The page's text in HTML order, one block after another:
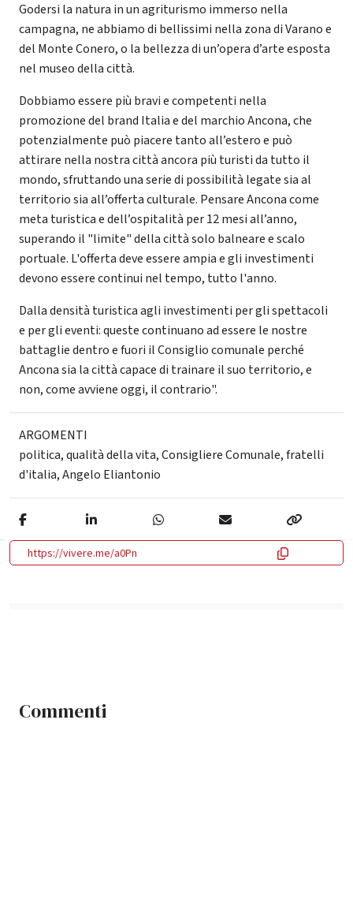
Godersi la natura in un agriturismo immerso nella
campagna, ne abbiamo di bellissimi nella zona di Varano e
del Monte Conero, o la bellezza di un’opera d’arte esposta
nel museo della città.
Dobbiamo essere più bravi e competenti nella
promozione del brand Italia e del marchio Ancona, che
potenzialmente può piacere tanto all’estero e può
attirare nella nostra città ancora più turisti da tutto il
mondo, sfruttando una serie di possibilità legate sia al
territorio sia all’offerta culturale. Pensare Ancona come
meta turistica e dell’ospitalità per 12 mesi all’anno,
superando il "limite" della città solo balneare e scalo
portuale. L'offerta deve essere ampia e gli investimenti
devono essere continui nel tempo, tutto l'anno.
Dalla densità turistica agli investimenti per gli spettacoli
e per gli eventi: queste continuano ad essere le nostre
battaglie dentro e fuori il Consiglio comunale perché
Ancona sia la città capace di trainare il suo territorio, e
non, come avviene oggi, il contrario".
ARGOMENTI
politica,qualità della vita,Consigliere Comunale,fratelli
d'italia,Angelo Eliantonio
https://vivere.me/a0Pn
Commenti